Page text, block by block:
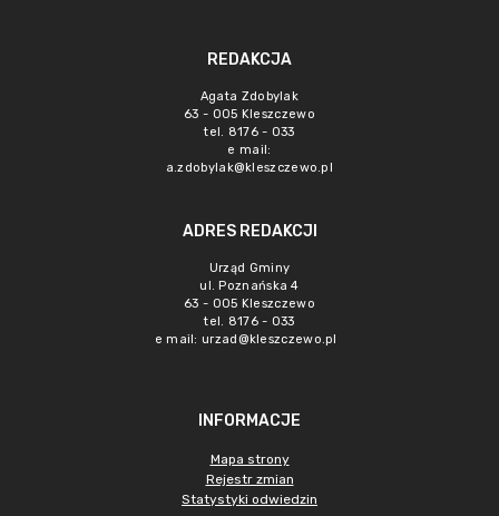
REDAKCJA
Agata Zdobylak
63 - 005 Kleszczewo
tel. 8176 - 033
e mail:
a.zdobylak@kleszczewo.pl
ADRES REDAKCJI
Urząd Gminy
ul. Poznańska 4
63 - 005 Kleszczewo
tel. 8176 - 033
e mail: urzad@kleszczewo.pl
INFORMACJE
Mapa strony
Rejestr zmian
Statystyki odwiedzin